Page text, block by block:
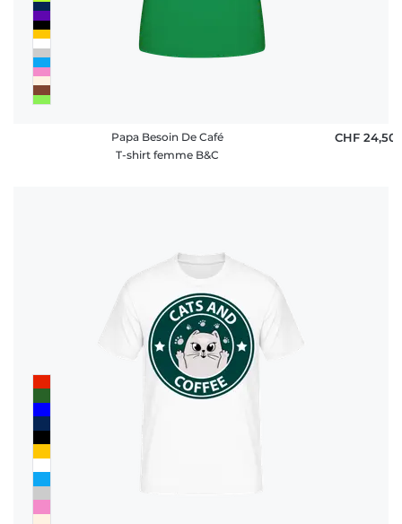
Papa Besoin De Café
T-shirt femme B&C
CHF 24,50